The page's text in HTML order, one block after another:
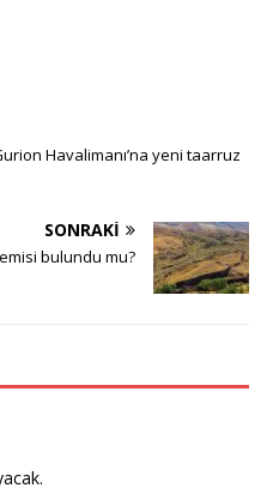
Havalimanı’na yeni taarruz
SONRAKI
bulundu mu?